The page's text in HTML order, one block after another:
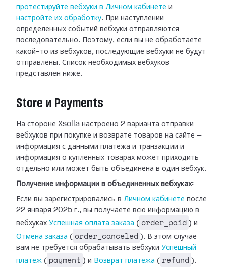
протестируйте вебхуки в Личном кабинете и
настройте их обработку.
При наступлении
определенных событий вебхуки отправляются
последовательно.
Поэтому, если вы не обработаете
какой-то из вебхуков, последующие вебхуки не будут
отправлены. Список необходимых вебхуков
представлен ниже.
Store и Payments
На стороне Xsolla настроено 2 варианта отправки
вебхуков при покупке и возврате товаров на сайте —
информация с данными платежа и транзакции и
информация о купленных товарах может приходить
отдельно или может быть объединена в один вебхук.
Получение информации в объединенных вебхуках:
Если вы зарегистрировались в Личном кабинете после
22 января 2025 г., вы получаете всю информацию в
вебхуках Успешная оплата заказа ( order_paid ) и
Отмена заказа ( order_canceled ). В этом случае
вам не требуется обрабатывать вебхуки Успешный
платеж ( payment ) и Возврат платежа ( refund ).